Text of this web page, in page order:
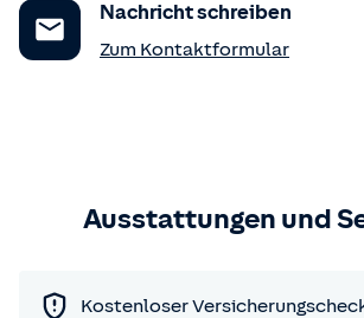
Nachricht schreiben
Zum Kontaktformular
Ausstattungen und
Kostenloser